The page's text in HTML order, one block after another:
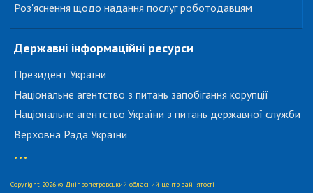
Роз'яснення щодо надання послуг роботодавцям
Державні інформаційні ресурси
Президент України
Національне агентство з питань запобігання корупції
Національне агентство України з питань державної служби
Верховна Рада України
...
Copyright 2026 © Дніпропетровський обласний центр зайнятості